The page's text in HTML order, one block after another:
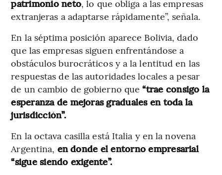
patrimonio neto, lo que obliga a las empresas
extranjeras a adaptarse rápidamente”, señala.
En la séptima posición aparece Bolivia, dado
que las empresas siguen enfrentándose a
obstáculos burocráticos y a la lentitud en las
respuestas de las autoridades locales a pesar
de un cambio de gobierno que “trae consigo la
esperanza de mejoras graduales en toda la
jurisdicción”.
En la octava casilla está Italia y en la novena
Argentina, en donde el entorno empresarial
“sigue siendo exigente”.